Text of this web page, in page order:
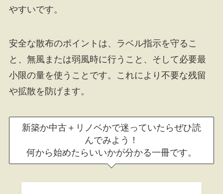
やすいです。
安全な散布のポイントは、ラベル指示を守るこ
と、無風または弱風時に行うこと、そして必要最
小限の量を使うことです。これにより不要な残留
や拡散を防げます。
新築か中古＋リノベかで迷っていたらぜひ読
んでみよう！
何から始めたらいいかが分かる一冊です。